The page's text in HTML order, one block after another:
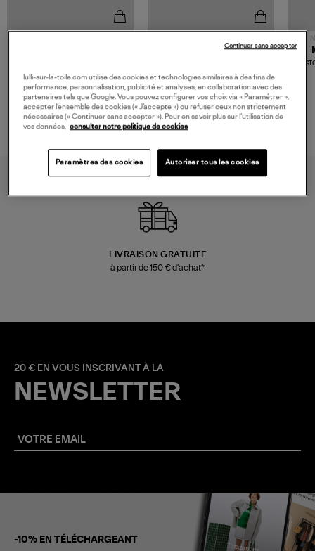
480,00 €
Champagne
189,00 €
TORAL
Mousse
LIVRAISON GRATUITE
à partir de 150 € d'achat*
20 € EN VOUS INSCRIVANT À LA
NEWSLETTER
-10% EN TÉLÉCHARGEANT
lulli-sur-la-toile.com utilise des cookies et technologies similaires à des fins de
performance, personnalisation, publicité et analyses, en collaboration avec des
partenaires tels que Google. Vous pouvez configurer vos choix via « Paramétrer »,
accepter l’ensemble des cookies (« J’accepte ») ou refuser ceux non strictement
nécessaires (« Continuer sans accepter »). Pour en savoir plus sur l’utilisation de
vos données,
consulter notre politique de cookies
Paramètres des cookies Autoriser tous les cookies
Continuer sans accepter